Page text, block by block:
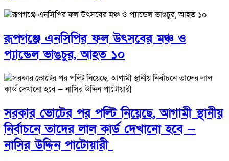
রূপগঞ্জে এনসিপির ফল উৎসবের মঞ্চ ও
প্যান্ডেল ভাঙচুর, আহত ১০
সরকার ভোটের পর পল্টি নিয়েছে, আগামী স্থানীয়
নির্বাচনে তাদের লাল কার্ড দেখানো হবে —
নাসির উদ্দিন পাটোয়ারী